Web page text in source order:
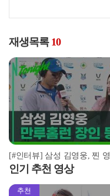
재생목록 10
인기 추천 영상
추천